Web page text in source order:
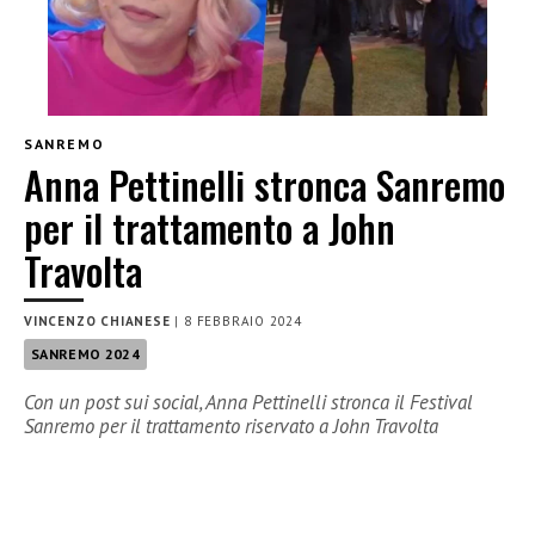
SANREMO
Anna Pettinelli stronca Sanremo
per il trattamento a John
Travolta
VINCENZO CHIANESE | 8 FEBBRAIO 2024
SANREMO 2024
Con un post sui social, Anna Pettinelli stronca il Festival
Sanremo per il trattamento riservato a John Travolta